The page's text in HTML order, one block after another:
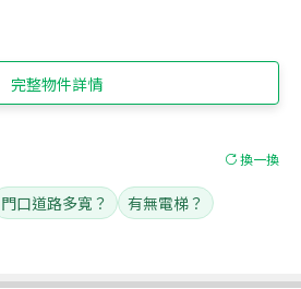
完整物件詳情
換一換
門口道路多寬？
有無電梯？